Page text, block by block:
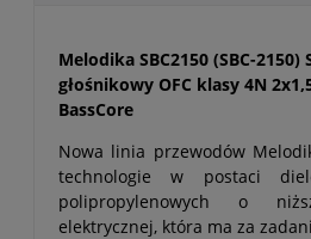
Melodika SBC2150 (SBC-
głośnikowy OFC klasy 4N
BassCore
Nowa linia przewodów
technologie w postaci
polipropylenowych o
elektrycznej, która ma za